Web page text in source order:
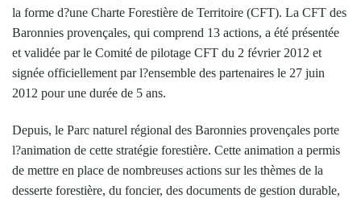
la forme d?une Charte Forestière de Territoire (CFT). La CFT des
Baronnies provençales, qui comprend 13 actions, a été présentée
et validée par le Comité de pilotage CFT du 2 février 2012 et
signée officiellement par l?ensemble des partenaires le 27 juin
2012 pour une durée de 5 ans.
Depuis, le Parc naturel régional des Baronnies provençales porte
l?animation de cette stratégie forestière. Cette animation a permis
de mettre en place de nombreuses actions sur les thèmes de la
desserte forestière, du foncier, des documents de gestion durable,